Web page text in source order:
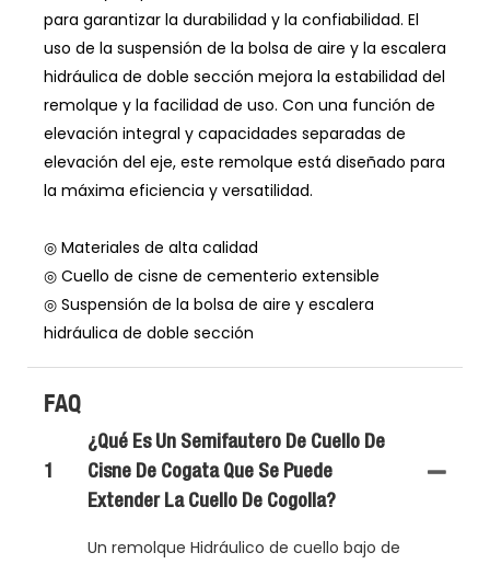
para garantizar la durabilidad y la confiabilidad. El
uso de la suspensión de la bolsa de aire y la escalera
hidráulica de doble sección mejora la estabilidad del
remolque y la facilidad de uso. Con una función de
elevación integral y capacidades separadas de
elevación del eje, este remolque está diseñado para
la máxima eficiencia y versatilidad.
◎ Materiales de alta calidad
◎ Cuello de cisne de cementerio extensible
◎ Suspensión de la bolsa de aire y escalera
hidráulica de doble sección
FAQ
1
¿Qué Es Un Semifautero De Cuello De
Cisne De Cogata Que Se Puede
Extender La Cuello De Cogolla?
Un remolque Hidráulico de cuello bajo de